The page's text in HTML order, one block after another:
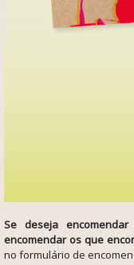
Se deseja
encomendar os que
no formulário de